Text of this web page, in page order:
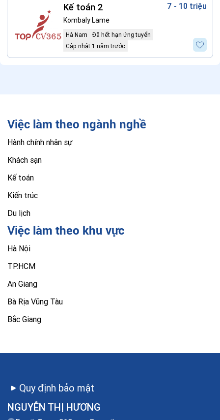
Kế toán 2
Kombaly Lame
7 - 10 triệu
Hà Nam
Đã hết hạn ứng tuyển
Cập nhật 1 năm trước
Việc làm theo ngành nghề
Hành chính nhân sự
Khách sạn
Kế toán
Kiến trúc
Du lịch
Việc làm theo khu vực
Hà Nội
TP.HCM
An Giang
Bà Rịa Vũng Tàu
Bắc Giang
NGUYỄN THỊ HƯƠNG
Quy định bảo mật